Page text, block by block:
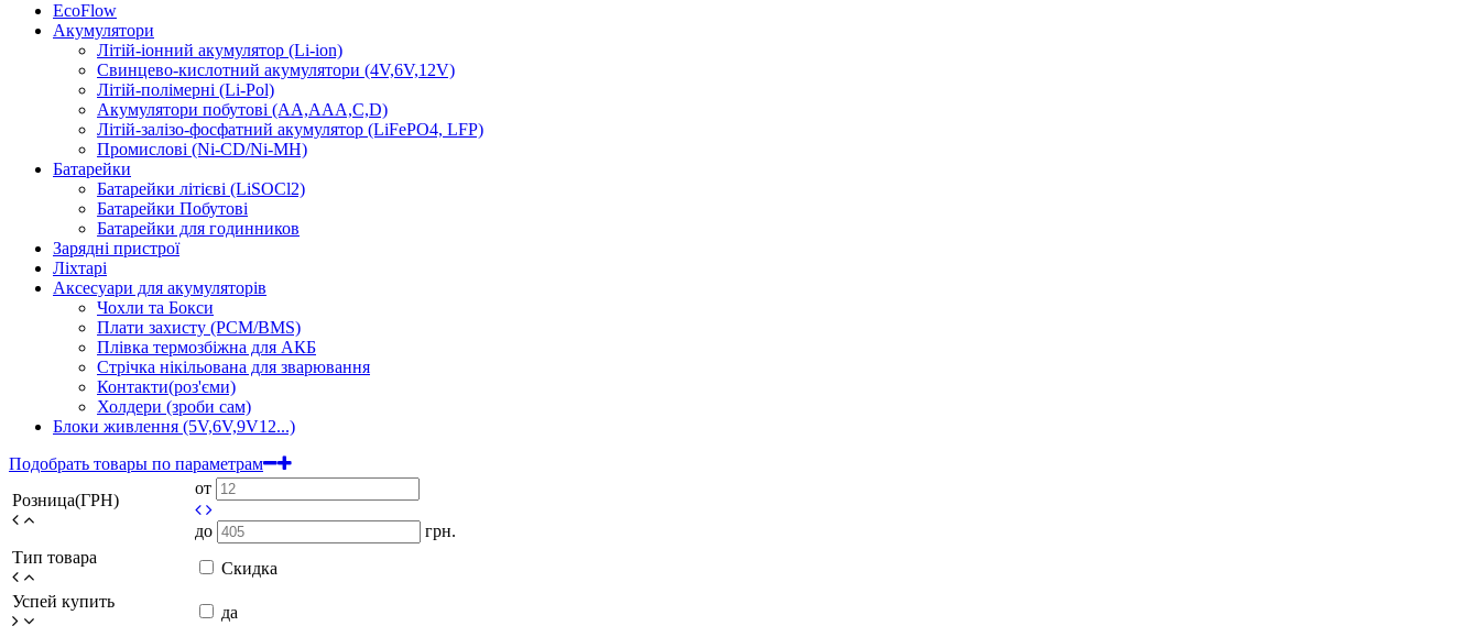
EcoFlow
Акумулятори
Літій-іонний акумулятор (Li-ion)
Свинцево-кислотний акумулятори (4V,6V,12V)
Літій-полімерні (Li-Pol)
Акумулятори побутові (AA,AAA,C,D)
Літій-залізо-фосфатний акумулятор (LiFePO4, LFP)
Промислові (Ni-CD/Ni-MH)
Батарейки
Батарейки літієві (LiSOCl2)
Батарейки Побутові
Батарейки для годинников
Зарядні пристрої
Ліхтарі
Аксесуари для акумуляторів
Чохли та Бокси
Плати захисту (PCM/BMS)
Плівка термозбіжна для АКБ
Стрічка нікільована для зварювання
Контакти(роз'єми)
Холдери (зроби сам)
Блоки живлення (5V,6V,9V12...)
Подобрать товары по параметрам
Розница(ГРН)
от
до
грн.
Тип товара
Скидка
Успей купить
да